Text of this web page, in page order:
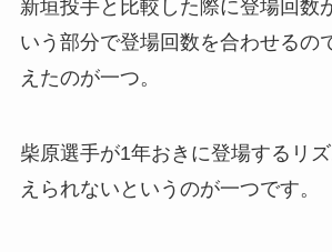
新垣投手と比較した際に登場回数
いう部分で登場回数を合わせるの
えたのが一つ。
柴原選手が1年おきに登場するリ
えられないというのが一つです。